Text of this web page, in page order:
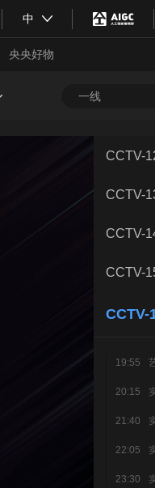
中
央央好物
汽车 数智
网
CCTV-9
CCTV-
CCTV-
CCTV-
CCTV-
CCTV-
19:55
20:15
21:40
22:05
23:30